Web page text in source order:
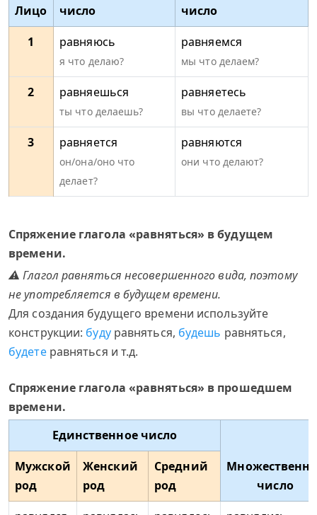
Лицо
число
число
1
равняюсь
я что делаю?
равняемся
мы что делаем?
2 равняешься
ты что делаешь?
равняетесь
вы что делаете?
3 равняется
он/она/оно что
делает?
равняются
они что делают?
Спряжение глагола «равняться» в будущем
времени.
⚠ Глагол равняться несовершенного вида, поэтому
не употребляется в будущем времени.
Для создания будущего времени используйте
конструкции: будуравняться, будешь равняться,
будетеравняться и т.д.
Спряжение глагола «равняться» в прошедшем
времени.
Единственное число
число
Мужской
род
Женский
род
Средний
род